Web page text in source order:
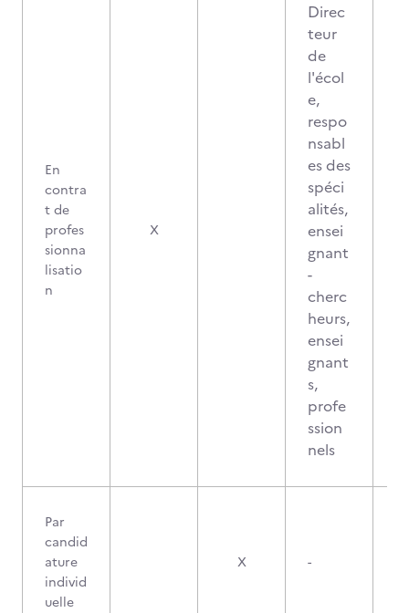
En
contra
t de
profes
sionna
lisatio
n
X
Direc
teur
de
l'écol
e,
respo
nsabl
es des
spéci
alités,
ensei
gnant
-
cherc
heurs,
ensei
gnant
s,
profe
ssion
nels
Par
candid
ature
individ
uelle
X -